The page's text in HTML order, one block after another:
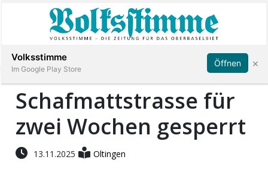
Immobilien
Veranstaltungen
Abonnieren Anmelden
Schafmattstrasse für
zwei Wochen gesperrt
13.11.2025 Oltingen
Volksstimme
Im Google Play Store
Öffnen ×